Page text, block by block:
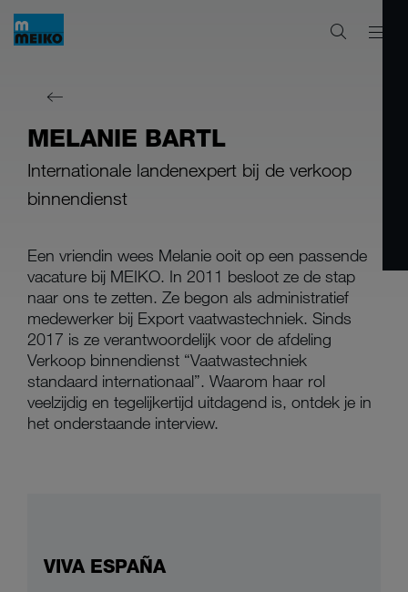
MELANIE BARTL
Internationale landenexpert bij de verkoop
binnendienst
Een vriendin wees Melanie ooit op een passende
vacature bij MEIKO. In 2011 besloot ze de stap
naar ons te zetten. Ze begon als administratief
medewerker bij Export vaatwastechniek. Sinds
2017 is ze verantwoordelijk voor de afdeling
Verkoop binnendienst “Vaatwastechniek
standaard internationaal”. Waarom haar rol
veelzijdig en tegelijkertijd uitdagend is, ontdek je in
het onderstaande interview.
VIVA ESPAÑA